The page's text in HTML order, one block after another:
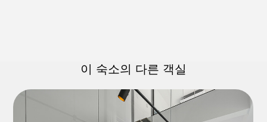
이 숙소의 다른 객실